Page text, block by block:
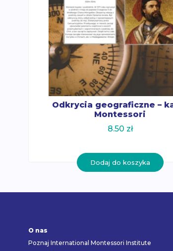
Odkrycia geograficzne –
Montessori
8.50 zł
Dodaj do koszyka
O nas
Poznaj International Montessori Institute